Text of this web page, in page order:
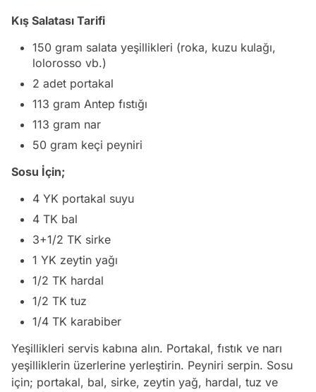
Kış Salatası Tarifi
150 gram salata yeşillikleri (roka, kuzu kulağı,
lolorosso vb.)
2 adet portakal
113 gram Antep fıstığı
113 gram nar
50 gram keçi peyniri
Sosu İçin;
4 YK portakal suyu
4 TK bal
3+1/2 TK sirke
1 YK zeytin yağı
1/2 TK hardal
1/2 TK tuz
1/4 TK karabiber
Yeşillikleri servis kabına alın. Portakal, fıstık ve narı
yeşilliklerin üzerlerine yerleştirin. Peyniri serpin. Sosu
için; portakal, bal, sirke, zeytin yağ, hardal, tuz ve